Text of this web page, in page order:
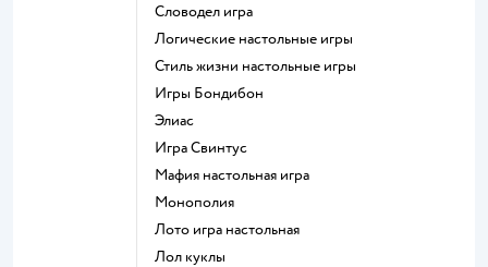
Словодел игра
Логические настольные игры
Стиль жизни настольные игры
Игры Бондибон
Элиас
Игра Свинтус
Мафия настольная игра
Монополия
Лото игра настольная
Лол куклы